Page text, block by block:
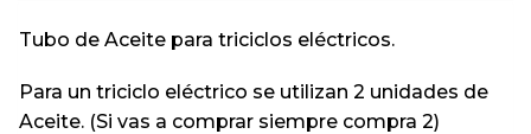
Tubo de Aceite para triciclos eléctricos.
Para un triciclo eléctrico se utilizan 2 unidades de
Aceite. (Si vas a comprar siempre compra 2)